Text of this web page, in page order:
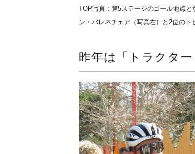
TOP写真：第5ステージのゴール地点
ン・バレネチェア（写真右）と2位の
昨年は「トラクタ